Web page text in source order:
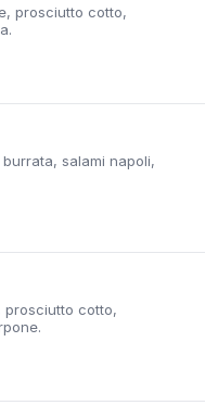
prosciutto cotto,
salami napoli,
prosciutto cotto,